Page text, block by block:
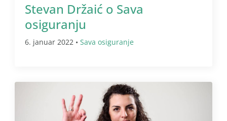
Stevan Držaić o Sava
osiguranju
6. januar 2022 • Sava osiguranje